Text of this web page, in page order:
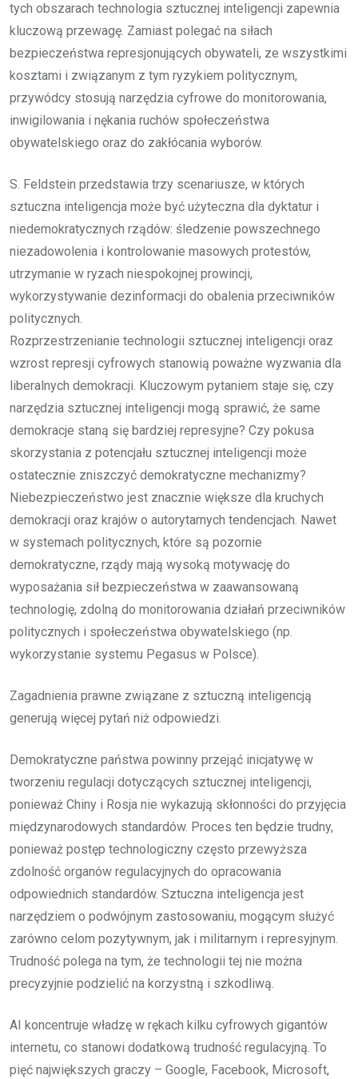
tych obszarach technologia sztucznej inteligencji zapewnia
kluczową przewagę. Zamiast polegać na siłach
bezpieczeństwa represjonujących obywateli, ze wszystkimi
kosztami i związanym z tym ryzykiem politycznym,
przywódcy stosują narzędzia cyfrowe do monitorowania,
inwigilowania i nękania ruchów społeczeństwa
obywatelskiego oraz do zakłócania wyborów.
S. Feldstein przedstawia trzy scenariusze, w których
sztuczna inteligencja może być użyteczna dla dyktatur i
niedemokratycznych rządów: śledzenie powszechnego
niezadowolenia i kontrolowanie masowych protestów,
utrzymanie w ryzach niespokojnej prowincji,
wykorzystywanie dezinformacji do obalenia przeciwników
politycznych.
Rozprzestrzenianie technologii sztucznej inteligencji oraz
wzrost represji cyfrowych stanowią poważne wyzwania dla
liberalnych demokracji. Kluczowym pytaniem staje się, czy
narzędzia sztucznej inteligencji mogą sprawić, że same
demokracje staną się bardziej represyjne? Czy pokusa
skorzystania z potencjału sztucznej inteligencji może
ostatecznie zniszczyć demokratyczne mechanizmy?
Niebezpieczeństwo jest znacznie większe dla kruchych
demokracji oraz krajów o autorytarnych tendencjach. Nawet
w systemach politycznych, które są pozornie
demokratyczne, rządy mają wysoką motywację do
wyposażania sił bezpieczeństwa w zaawansowaną
technologię, zdolną do monitorowania działań przeciwników
politycznych i społeczeństwa obywatelskiego (np.
wykorzystanie systemu Pegasus w Polsce).
Zagadnienia prawne związane z sztuczną inteligencją
generują więcej pytań niż odpowiedzi.
Demokratyczne państwa powinny przejąć inicjatywę w
tworzeniu regulacji dotyczących sztucznej inteligencji,
ponieważ Chiny i Rosja nie wykazują skłonności do przyjęcia
międzynarodowych standardów. Proces ten będzie trudny,
ponieważ postęp technologiczny często przewyższa
zdolność organów regulacyjnych do opracowania
odpowiednich standardów. Sztuczna inteligencja jest
narzędziem o podwójnym zastosowaniu, mogącym służyć
zarówno celom pozytywnym, jak i militarnym i represyjnym.
Trudność polega na tym, że technologii tej nie można
precyzyjnie podzielić na korzystną i szkodliwą.
AI koncentruje władzę w rękach kilku cyfrowych gigantów
internetu, co stanowi dodatkową trudność regulacyjną. To
pięć największych graczy – Google, Facebook, Microsoft,